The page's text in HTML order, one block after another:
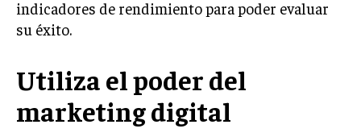
ANÁLISIS DE COMPETENCIA
EMPRENDIMIENTO
INNOVACIÓN EMPRESARIAL
indicadores de rendimiento para poder evaluar
su éxito.
Utiliza el poder del
marketing digital